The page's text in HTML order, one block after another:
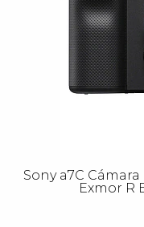
Sony a7C
Exmor R